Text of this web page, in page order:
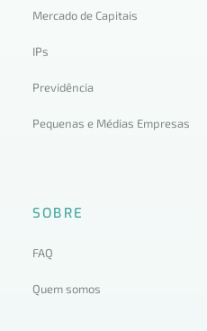
Mercado de Capitais
IPs
Previdência
Pequenas e Médias Empresas
SOBRE
FAQ
Quem somos